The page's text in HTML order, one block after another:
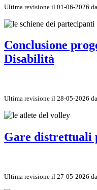
Ultima revisione il 01-06-2026 da
Conclusione
Disabilità
Ultima revisione il 28-05-2026 da
Gare distrettuali
Ultima revisione il 27-05-2026 da